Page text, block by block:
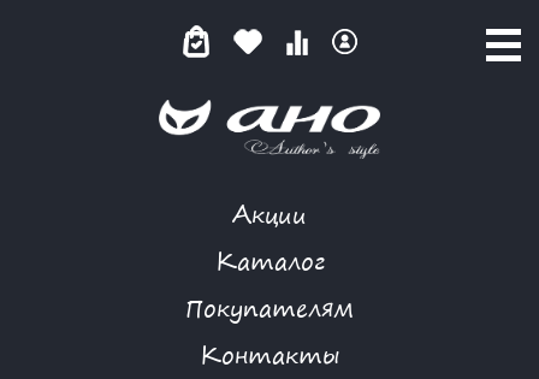
Акции
Каталог
Покупателям
Контакты
КАТАЛОГ ТОВАРОВ